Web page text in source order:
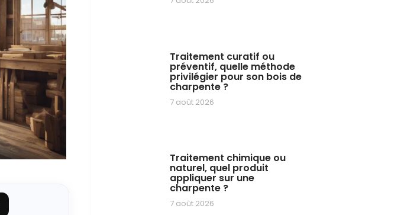
Traitement curatif ou
préventif, quelle méthode
privilégier pour son bois de
charpente ?
7 août 2026
Traitement chimique ou
naturel, quel produit
appliquer sur une
charpente ?
7 août 2026